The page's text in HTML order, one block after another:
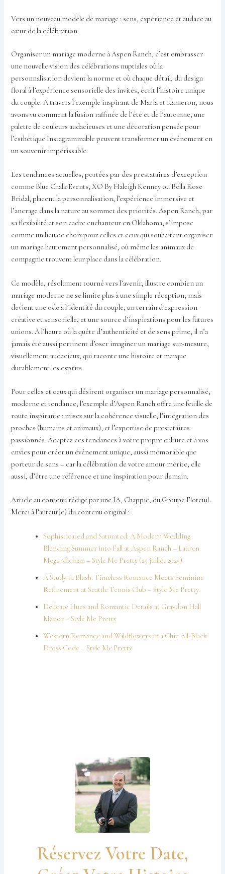
Vers un nouveau modèle de mariage : sens, expérience et audace au
cœur de la célébration
Organiser un mariage moderne à Aspen Ranch, c’est embrasser
une nouvelle vision des célébrations nuptiales où la
personnalisation devient la norme et où chaque détail, du design
floral à l’expérience sensorielle des invités, écrit l’histoire unique
du couple. À travers l’exemple inspirant de Maria et Kameron, nous
avons vu comment la fusion raffinée de l’été et de l’automne, une
palette de couleurs audacieuses et une décoration pensée pour
l’esthétique Instagrammable peuvent transformer un événement en
un souvenir impérissable.
Les tendances actuelles, portées par des prestataires d’exception
comme Blue Chalk Events, XO By Haleigh Kenney ou Bella Rose
Bridal, placent la personnalisation, l’expérience immersive et
l’ancrage dans la nature au sommet des priorités. Aspen Ranch, par
sa flexibilité et son cadre enchanteur en Oklahoma, s’impose
comme un lieu de choix pour celles et ceux qui souhaitent organiser
un mariage hautement personnalisé, où même les animaux de
compagnie trouvent leur place dans la célébration.
Ce modèle, résolument tourné vers l’avenir, illustre combien un
mariage moderne ne se limite plus à une simple réception, mais
devient une ode à l’identité du couple, un terrain d’expression
créative et sensorielle, et une source d’inspirations pour les futures
unions. À l’heure où la quête d’authenticité et de sens prime, il n’a
jamais été aussi pertinent d’oser imaginer un mariage sur-mesure,
visuellement audacieux, qui raconte une histoire et marque
durablement les esprits.
Pour celles et ceux qui désirent organiser un mariage personnalisé,
moderne et tendance, l’exemple d’Aspen Ranch offre une feuille de
route inspirante : misez sur la cohérence visuelle, l’intégration des
proches (humains et animaux), et l’expertise de prestataires
passionnés. Adaptez ces tendances à votre propre culture et à vos
envies pour créer un événement unique, aussi mémorable que
porteur de sens – car la célébration de votre amour mérite, elle
aussi, d’être une référence et une inspiration pour demain.
Article au contenu rédigé par une IA, Chappie, du Groupe Floteuil.
Merci à l’auteur(e) du contenu original :
Sophisticated and Saturated: A Modern Wedding
Blending Summer into Fall at Aspen Ranch – Lauren
Megerdichian – Style Me Pretty (25 juillet 2025)
A Study in Blush: Timeless Romance Meets Feminine
Refinement at Seattle Tennis Club – Style Me Pretty
Delicate Hues and Romantic Details at Graydon Hall
Manor – Style Me Pretty
Western Romance and Wildflowers in a Chic All-Black
Dress Code – Style Me Pretty
Réservez Votre Date,